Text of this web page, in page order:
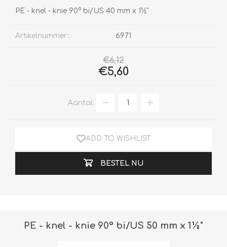
PE - knel - knie 90° bi/US 40 mm x 1½"
Artikelnummer:: 6971
€6,12
€5,60
Aantal:
ADD TO WISHLIST
BESTEL NU
PE - knel - knie 90° bi/US 50 mm x 1½"